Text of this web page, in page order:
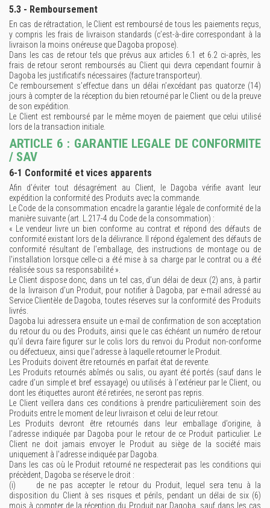
5.3 - Remboursement
En cas de rétractation, le Client est remboursé de tous les paiements reçus,
y compris les frais de livraison standards (c’est-à-dire correspondant à la
livraison la moins onéreuse que Dagoba propose).
Dans les cas de retour tels que prévus aux articles 6.1 et 6.2 ci-après, les
frais de retour seront remboursés au Client qui devra cependant fournir à
Dagoba les justificatifs nécessaires (facture transporteur).
Ce remboursement s’effectue dans un délai n’excédant pas quatorze (14)
jours à compter de la réception du bien retourné par le Client ou de la preuve
de son expédition.
Le Client est remboursé par le même moyen de paiement que celui utilisé
lors de la transaction initiale.
ARTICLE 6 : GARANTIE LEGALE DE CONFORMITE
/ SAV
6-1 Conformité et vices apparents
Afin d’éviter tout désagrément au Client, le Dagoba vérifie avant leur
expédition la conformité des Produits avec la commande.
Le Code de la consommation encadre la garantie légale de conformité de la
manière suivante (art. L.217-4 du Code de la consommation) :
« Le vendeur livre un bien conforme au contrat et répond des défauts de
conformité existant lors de la délivrance. Il répond également des défauts de
conformité résultant de l'emballage, des instructions de montage ou de
l'installation lorsque celle-ci a été mise à sa charge par le contrat ou a été
réalisée sous sa responsabilité ».
Le Client dispose donc, dans un tel cas, d’un délai de deux (2) ans, à partir
de la livraison d’un Produit, pour notifier à Dagoba, par e-mail adressé au
Service Clientèle de Dagoba, toutes réserves sur la conformité des Produits
livrés.
Dagoba lui adressera ensuite un e-mail de confirmation de son acceptation
du retour du ou des Produits, ainsi que le cas échéant un numéro de retour
qu’il devra faire figurer sur le colis lors du renvoi du Produit non-conforme
ou défectueux, ainsi que l'adresse à laquelle retourner le Produit.
Les Produits doivent être retournés en parfait état de revente.
Les Produits retournés abîmés ou salis, ou ayant été portés (sauf dans le
cadre d’un simple et bref essayage) ou utilisés à l’extérieur par le Client, ou
dont les étiquettes auront été retirées, ne seront pas repris.
Le Client veillera dans ces conditions à prendre particulièrement soin des
Produits entre le moment de leur livraison et celui de leur retour.
Les Produits devront être retournés dans leur emballage d’origine, à
l’adresse indiquée par Dagoba pour le retour de ce Produit particulier. Le
Client ne doit jamais envoyer le Produit au siège de la société mais
uniquement à l'adresse indiquée par Dagoba.
Dans les cas où le Produit retourné ne respecterait pas les conditions qui
précèdent, Dagoba se réserve le droit :
(i) de ne pas accepter le retour du Produit, lequel sera tenu à la
disposition du Client à ses risques et périls, pendant un délai de six (6)
mois à compter de la réception du Produit par Dagoba, sauf dans les cas